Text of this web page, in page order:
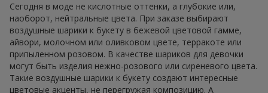
Сегодня в моде не кислотные оттенки, а глубокие или,
наоборот, нейтральные цвета. При заказе выбирают
воздушные шарики к букету в бежевой цветовой гамме,
айвори, молочном или оливковом цвете, терракоте или
припыленном розовом. В качестве шариков для девочки
могут быть изделия нежно-розового или сиреневого цвета.
Такие воздушные шарики к букету создают интересные
цветовые акценты, не перегружая композицию. А